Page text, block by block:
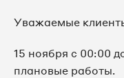
Уважаемые
15 ноября с 00:00
плановые работы.